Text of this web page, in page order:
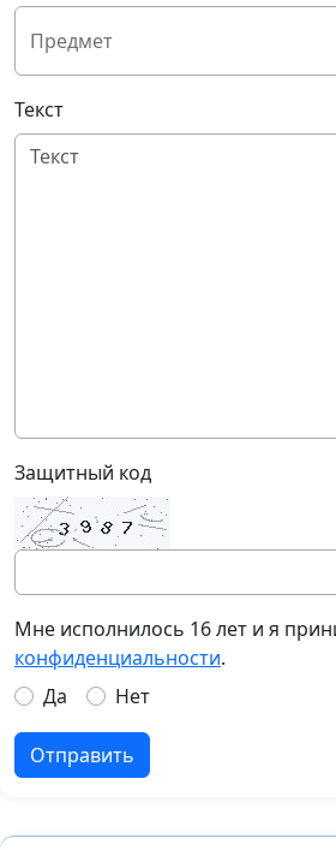
Предмет
Текст
Защитный код
Мне исполнилось 16 лет и я
конфиденциальности.
Да
Нет
Отправить